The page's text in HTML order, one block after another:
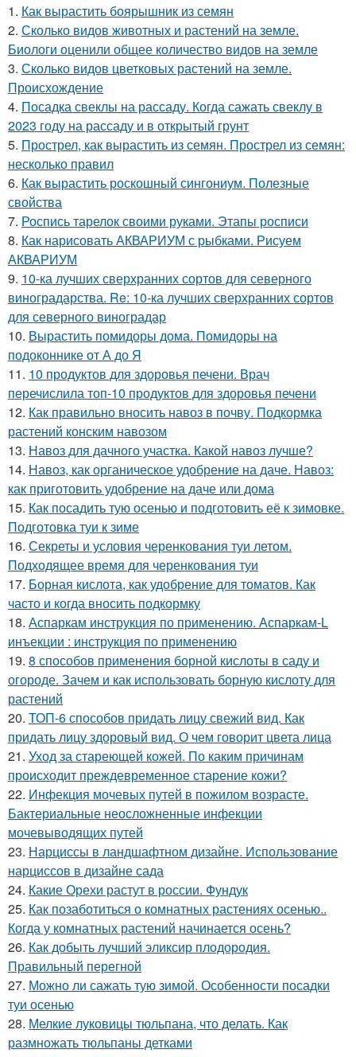
1. Как вырастить боярышник из семян
2. Сколько видов животных и растений на земле.
Биологи оценили общее количество видов на земле
3. Сколько видов цветковых растений на земле.
Происхождение
4. Посадка свеклы на рассаду. Когда сажать свеклу в
2023 году на рассаду и в открытый грунт
5. Прострел, как вырастить из семян. Прострел из семян:
несколько правил
6. Как вырастить роскошный сингониум. Полезные
свойства
7. Роспись тарелок своими руками. Этапы росписи
8. Как нарисовать АКВАРИУМ с рыбками. Рисуем
АКВАРИУМ
9. 10-ка лучших сверхранних сортов для северного
виноградарства. Re: 10-ка лучших сверхранних сортов
для северного виноградар
10. Вырастить помидоры дома. Помидоры на
подоконнике от А до Я
11. 10 продуктов для здоровья печени. Врач
перечислила топ-10 продуктов для здоровья печени
12. Как правильно вносить навоз в почву. Подкормка
растений конским навозом
13. Навоз для дачного участка. Какой навоз лучше?
14. Навоз, как органическое удобрение на даче. Навоз:
как приготовить удобрение на даче или дома
15. Как посадить тую осенью и подготовить её к зимовке.
Подготовка туи к зиме
16. Секреты и условия черенкования туи летом.
Подходящее время для черенкования туи
17. Борная кислота, как удобрение для томатов. Как
часто и когда вносить подкормку
18. Аспаркам инструкция по применению. Аспаркам-L
инъекции : инструкция по применению
19. 8 способов применения борной кислоты в саду и
огороде. Зачем и как использовать борную кислоту для
растений
20. ТОП-6 способов придать лицу свежий вид. Как
придать лицу здоровый вид. О чем говорит цвета лица
21. Уход за стареющей кожей. По каким причинам
происходит преждевременное старение кожи?
22. Инфекция мочевых путей в пожилом возрасте.
Бактериальные неосложненные инфекции
мочевыводящих путей
23. Нарциссы в ландшафтном дизайне. Использование
нарциссов в дизайне сада
24. Какие Орехи растут в россии. Фундук
25. Как позаботиться о комнатных растениях осенью..
Когда у комнатных растений начинается осень?
26. Как добыть лучший эликсир плодородия.
Правильный перегной
27. Можно ли сажать тую зимой. Особенности посадки
туи осенью
28. Мелкие луковицы тюльпана, что делать. Как
размножать тюльпаны детками